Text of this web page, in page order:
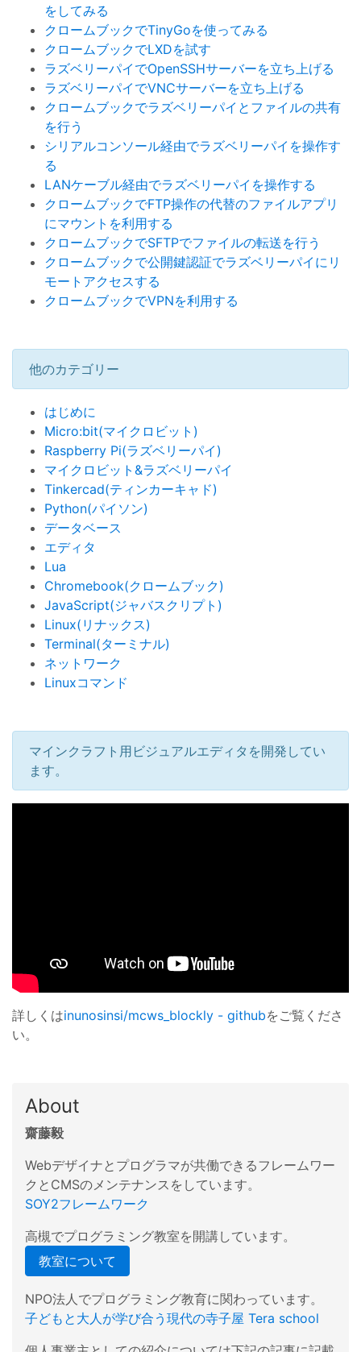
をしてみる
クロームブックでTinyGoを使ってみる
クロームブックでLXDを試す
ラズベリーパイでOpenSSHサーバーを立ち上げる
ラズベリーパイでVNCサーバーを立ち上げる
クロームブックでラズベリーパイとファイルの共有
を行う
シリアルコンソール経由でラズベリーパイを操作す
る
LANケーブル経由でラズベリーパイを操作する
クロームブックでFTP操作の代替のファイルアプリ
にマウントを利用する
クロームブックでSFTPでファイルの転送を行う
クロームブックで公開鍵認証でラズベリーパイにリ
モートアクセスする
クロームブックでVPNを利用する
他のカテゴリー
はじめに
Micro:bit(マイクロビット)
Raspberry Pi(ラズベリーパイ)
マイクロビット&ラズベリーパイ
Tinkercad(ティンカーキャド)
Python(パイソン)
データベース
エディタ
Lua
Chromebook(クロームブック)
JavaScript(ジャバスクリプト)
Linux(リナックス)
Terminal(ターミナル)
ネットワーク
Linuxコマンド
マインクラフト用ビジュアルエディタを開発してい
ます。
詳しくはinunosinsi/mcws_blockly - githubをご覧くださ
い。
About
齋藤毅
Webデザイナとプログラマが共働できるフレームワー
クとCMSのメンテナンスをしています。
SOY2フレームワーク
高槻でプログラミング教室を開講しています。
教室について
NPO法人でプログラミング教育に関わっています。
子どもと大人が学び合う現代の寺子屋 Tera school